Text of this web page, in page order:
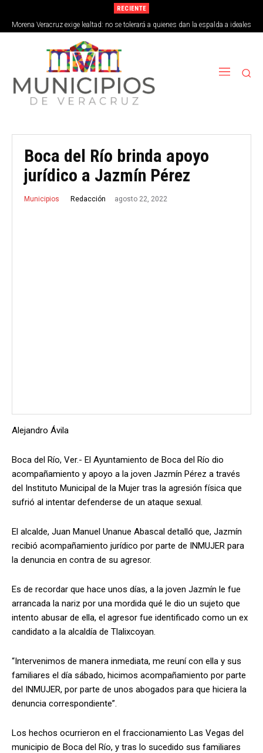
RECIENTE
Morena Veracruz exige lealtad: no se tolerará a quienes dan la espalda a ideales
de la 4T
Boca del Río brinda apoyo
jurídico a Jazmín Pérez
Municipios Redacción agosto 22, 2022
Alejandro Ávila
Boca del Río, Ver.- El Ayuntamiento de Boca del Río dio
acompañamiento y apoyo a la joven Jazmín Pérez a través
del Instituto Municipal de la Mujer tras la agresión física que
sufrió al intentar defenderse de un ataque sexual.
El alcalde, Juan Manuel Unanue Abascal detalló que, Jazmín
recibió acompañamiento jurídico por parte de INMUJER para
la denuncia en contra de su agresor.
Es de recordar que hace unos días, a la joven Jazmín le fue
arrancada la nariz por una mordida qué le dio un sujeto que
intento abusar de ella, el agresor fue identificado como un ex
candidato a la alcaldía de Tlalixcoyan.
“Intervenimos de manera inmediata, me reuní con ella y sus
familiares el día sábado, hicimos acompañamiento por parte
del INMUJER, por parte de unos abogados para que hiciera la
denuncia correspondiente”.
Los hechos ocurrieron en el fraccionamiento Las Vegas del
municipio de Boca del Río, y tras lo sucedido sus familiares